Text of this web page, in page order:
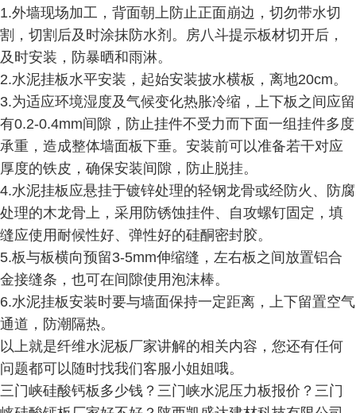
1.外墙现场加工，背面朝上防止正面崩边，切勿带水切
割，切割后及时涂抹防水剂。房八斗提示板材切开后，
及时安装，防暴晒和雨淋。
2.水泥挂板水平安装，起始安装披水横板，离地20cm。
3.为适应环境湿度及气候变化热胀冷缩，上下板之间应留
有0.2-0.4mm间隙，防止挂件不受力而下面一组挂件多度
承重，造成整体墙面板下垂。安装前可以准备若干对应
厚度的铁皮，确保安装间隙，防止脱挂。
4.水泥挂板应悬挂于镀锌处理的轻钢龙骨或经防火、防腐
处理的木龙骨上，采用防锈蚀挂件、自攻螺钉固定，填
缝应使用耐候性好、弹性好的硅酮密封胶。
5.板与板横向预留3-5mm伸缩缝，左右板之间放置铝合
金接缝条，也可在间隙使用泡沫棒。
6.水泥挂板安装时要与墙面保持一定距离，上下留置空气
通道，防潮隔热。
以上就是纤维水泥板厂家讲解的相关内容，您还有任何
问题都可以随时找我们客服小姐姐哦。
三门峡硅酸钙板多少钱？三门峡水泥压力板报价？三门